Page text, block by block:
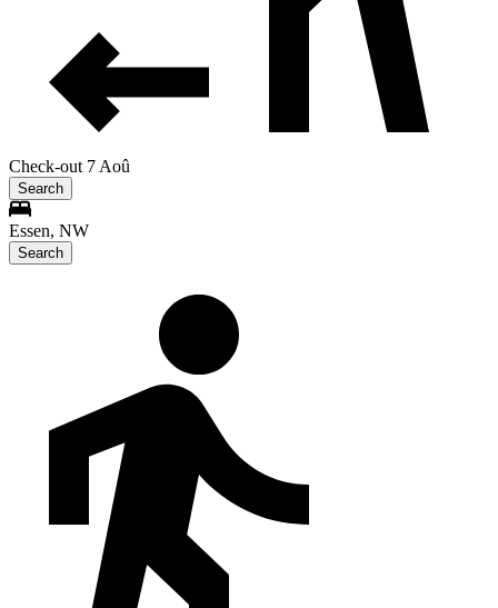
Check-out 7 Aoû
Search
Essen, NW
Search